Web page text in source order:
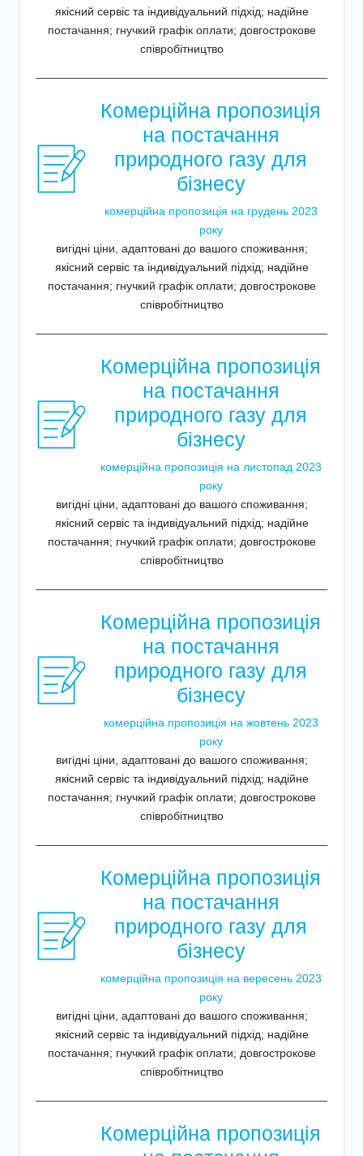
якісний сервіс та індивідуальний підхід; надійне
постачання; гнучкий графік оплати; довгострокове
співробітництво
Комерційна пропозиція
на постачання
природного газу для
бізнесу
комерційна пропозиція на грудень 2023
року
вигідні ціни, адаптовані до вашого споживання;
якісний сервіс та індивідуальний підхід; надійне
постачання; гнучкий графік оплати; довгострокове
співробітництво
Комерційна пропозиція
на постачання
природного газу для
бізнесу
комерційна пропозиція на листопад 2023
року
вигідні ціни, адаптовані до вашого споживання;
якісний сервіс та індивідуальний підхід; надійне
постачання; гнучкий графік оплати; довгострокове
співробітництво
Комерційна пропозиція
на постачання
природного газу для
бізнесу
комерційна пропозиція на жовтень 2023
року
вигідні ціни, адаптовані до вашого споживання;
якісний сервіс та індивідуальний підхід; надійне
постачання; гнучкий графік оплати; довгострокове
співробітництво
Комерційна пропозиція
на постачання
природного газу для
бізнесу
комерційна пропозиція на вересень 2023
року
вигідні ціни, адаптовані до вашого споживання;
якісний сервіс та індивідуальний підхід; надійне
постачання; гнучкий графік оплати; довгострокове
співробітництво
Комерційна пропозиція